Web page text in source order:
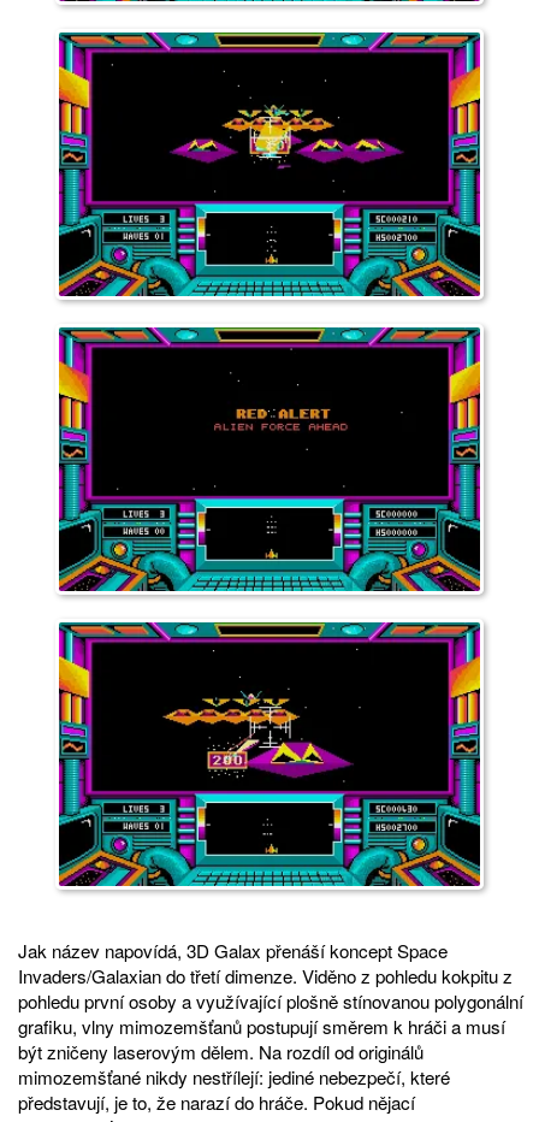
Jak název napovídá, 3D Galax přenáší koncept Space
Invaders/Galaxian do třetí dimenze. Viděno z pohledu kokpitu z
pohledu první osoby a využívající plošně stínovanou polygonální
grafiku, vlny mimozemšťanů postupují směrem k hráči a musí
být zničeny laserovým dělem. Na rozdíl od originálů
mimozemšťané nikdy nestřílejí: jediné nebezpečí, které
představují, je to, že narazí do hráče. Pokud nějací